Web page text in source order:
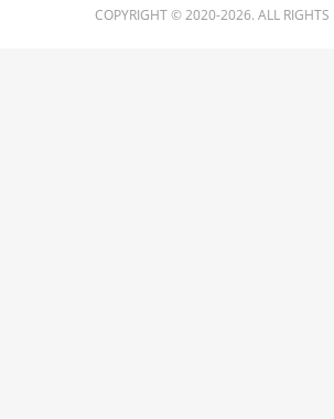
COPYRIGHT © 2020-2026. ALL RIGHTS